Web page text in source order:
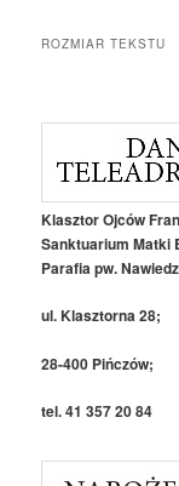
ROZMIAR TEKSTU
Klasztor Ojców
Sanktuarium Matki
Parafia pw.
ul. Klasztorna 28;
28-400 Pińczów;
tel. 41 357 20 84